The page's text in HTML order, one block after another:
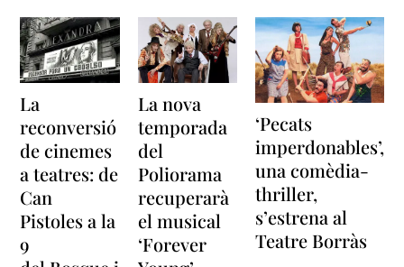
La
reconversió
de cinemes
a teatres: de
Can
Pistoles a la
9
La nova
temporada
del
Poliorama
recuperarà
el musical
‘Forever
‘Pecats
imperdonables’,
una comèdia-
thriller,
s’estrena al
Teatre Borràs